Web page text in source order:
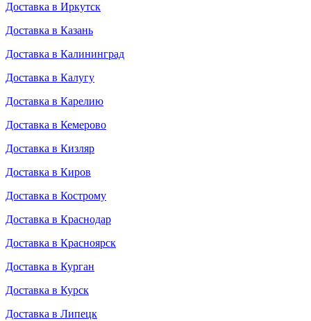
Доставка в Иркутск
Доставка в Казань
Доставка в Калининград
Доставка в Калугу
Доставка в Карелию
Доставка в Кемерово
Доставка в Кизляр
Доставка в Киров
Доставка в Кострому
Доставка в Краснодар
Доставка в Красноярск
Доставка в Курган
Доставка в Курск
Доставка в Липецк